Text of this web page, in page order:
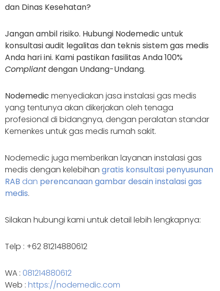
dan Dinas Kesehatan?
Jangan ambil risiko. Hubungi Nodemedic untuk
konsultasi audit legalitas dan teknis sistem gas medis
Anda hari ini. Kami pastikan fasilitas Anda 100%
Compliantdengan Undang-Undang.
Nodemedic menyediakan jasa instalasi gas medis
yang tentunya akan dikerjakan oleh tenaga
profesional di bidangnya, dengan peralatan standar
Kemenkes untuk gas medis rumah sakit.
Nodemedic juga memberikan layanan instalasi gas
medis dengan kelebihan gratis konsultasi penyusunan
RAB dan perencanaan gambar desain instalasi gas
medis.
Silakan hubungi kami untuk detail lebih lengkapnya:
Telp : +62 81214880612
WA : 081214880612
Web : https://nodemedic.com